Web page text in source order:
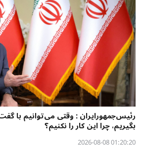
رئیس‌جمهورایران : وقتی می‌توانیم با
بگیریم، چرا این کار را نکنیم؟
01:20:20 2026-08-08